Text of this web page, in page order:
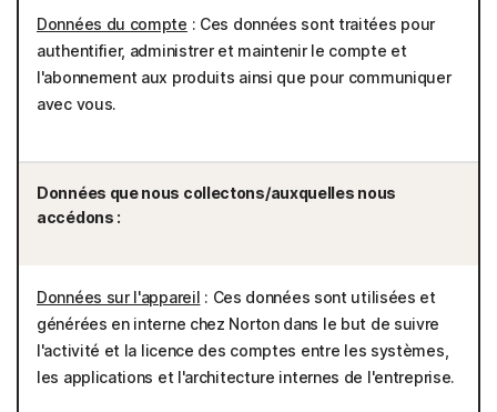
Données du compte : Ces données sont traitées pour
authentifier, administrer et maintenir le compte et
l'abonnement aux produits ainsi que pour communiquer
avec vous.
Données que nous collectons/auxquelles nous
accédons :
Données sur l'appareil : Ces données sont utilisées et
générées en interne chez Norton dans le but de suivre
l'activité et la licence des comptes entre les systèmes,
les applications et l'architecture internes de l'entreprise.